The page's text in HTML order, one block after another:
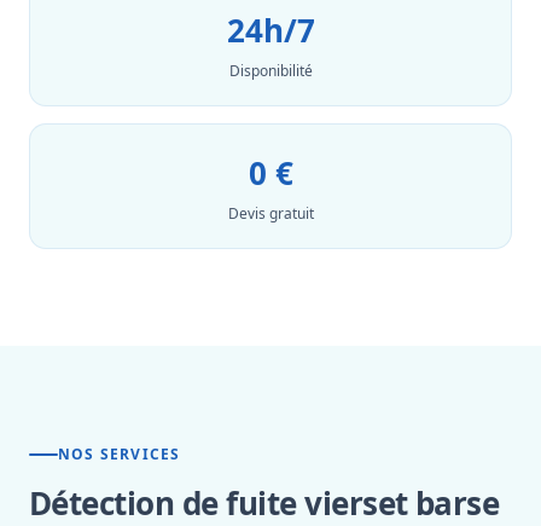
24h/7
Disponibilité
0 €
Devis gratuit
NOS SERVICES
Détection de fuite vierset barse